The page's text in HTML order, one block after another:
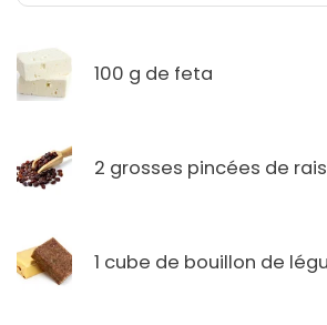
100 g de feta
2 grosses pincées de
1 cube de bouillon de